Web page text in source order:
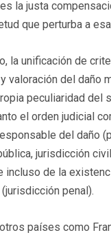
la justa
que perturba a
la unificación de
valoración del daño
peculiaridad del
el orden judicial
del daño
jurisdicción
incluso de la
penal).
países como